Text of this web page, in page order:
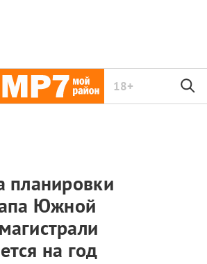
18+
планировки
Южной
на год